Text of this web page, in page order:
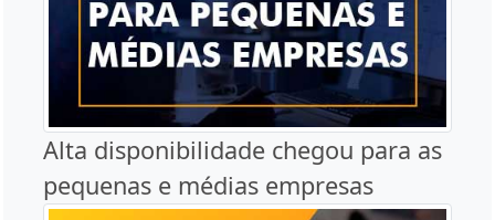
Alta disponibilidade chegou para as
pequenas e médias empresas